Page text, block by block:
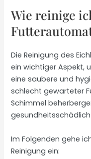
Wie reinige
Die Reinigung des
ein wichtiger Aspekt,
eine saubere und
schlecht gewarteter
Schimmel
gesundheitsschädlich
Im Folgenden gehe
Reinigung ein: